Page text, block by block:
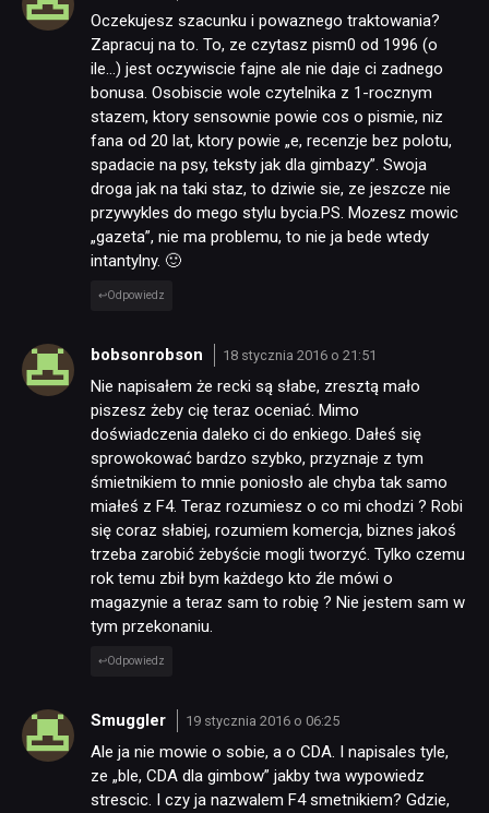
Oczekujesz szacunku i powaznego traktowania?
Zapracuj na to. To, ze czytasz pism0 od 1996 (o
ile…) jest oczywiscie fajne ale nie daje ci zadnego
bonusa. Osobiscie wole czytelnika z 1-rocznym
stazem, ktory sensownie powie cos o pismie, niz
fana od 20 lat, ktory powie „e, recenzje bez polotu,
spadacie na psy, teksty jak dla gimbazy”. Swoja
droga jak na taki staz, to dziwie sie, ze jeszcze nie
przywykles do mego stylu bycia.PS. Mozesz mowic
„gazeta”, nie ma problemu, to nie ja bede wtedy
intantylny. 🙂
Odpowiedz
bobsonrobson 18 stycznia 2016 o 21:51
Nie napisałem że recki są słabe, zresztą mało
piszesz żeby cię teraz oceniać. Mimo
doświadczenia daleko ci do enkiego. Dałeś się
sprowokować bardzo szybko, przyznaje z tym
śmietnikiem to mnie poniosło ale chyba tak samo
miałeś z F4. Teraz rozumiesz o co mi chodzi ? Robi
się coraz słabiej, rozumiem komercja, biznes jakoś
trzeba zarobić żebyście mogli tworzyć. Tylko czemu
rok temu zbił bym każdego kto źle mówi o
magazynie a teraz sam to robię ? Nie jestem sam w
tym przekonaniu.
Odpowiedz
Smuggler 19 stycznia 2016 o 06:25
Ale ja nie mowie o sobie, a o CDA. I napisales tyle,
ze „ble, CDA dla gimbow” jakby twa wypowiedz
strescic. I czy ja nazwalem F4 smetnikiem? Gdzie,